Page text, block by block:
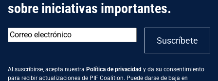
sobre iniciativas importantes.
Correo
electrónico* Suscríbete
Al suscribirse, acepta nuestra Política de privacidad y da su consentimiento
para recibir actualizaciones de PIF Coalition. Puede darse de baja en